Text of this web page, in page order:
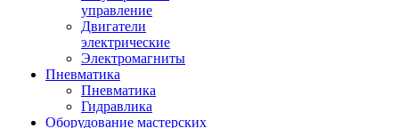
управление
Двигатели
электрические
Электромагниты
Пневматика
Пневматика
Гидравлика
Оборудование мастерских